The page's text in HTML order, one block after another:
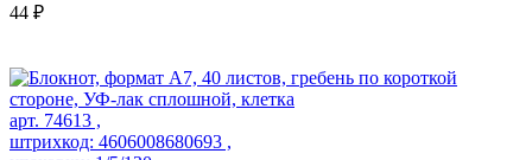
44 ₽
арт. 74613 ,
штрихкод: 4606008680693 ,